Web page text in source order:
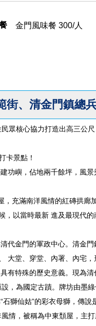
金門風味餐 300/人
、清金門鎮總
眾核心協力打造出高三公
卡景點！
嶼，佔地兩千餘坪，風景
充滿南洋風情的紅磚拱廊
以當時最新 進及最現代的
代金門的軍政中心。清金
大堂、穿堂、內署、內宅
有特殊的歷史意義。現為清
，為國定古蹟。牌坊由墨
獅仙姑”的彩衣母獅，傳說
情，被稱為中東頹屋，主